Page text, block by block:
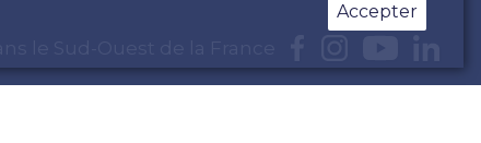
le Sud-Ouest de la France
Accepter